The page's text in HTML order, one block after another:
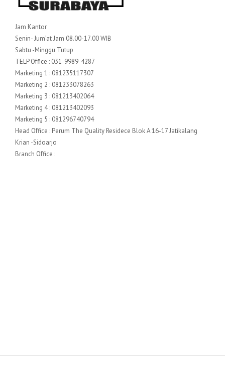
Jam Kantor
Senin- Jum’at Jam 08.00-17.00 WIB
Sabtu -Minggu Tutup
TELP Office : 031-9989-4287
Marketing 1 : 081235117307
Marketing 2 : 081233078263
Marketing 3 : 081213402064
Marketing 4 : 081213402093
Marketing 5 : 081296740794
Head Office : Perum The Quality Residece Blok A 16-17 Jatikalang
Krian -Sidoarjo
Branch Office :